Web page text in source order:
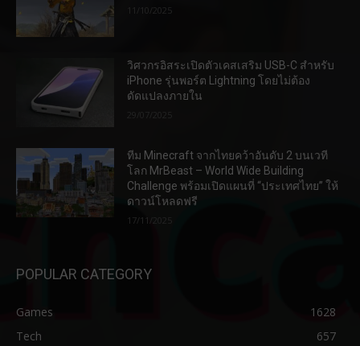
11/10/2025
วิศวกรอิสระเปิดตัวเคสเสริม USB-C สำหรับ
iPhone รุ่นพอร์ต Lightning โดยไม่ต้อง
ดัดแปลงภายใน
ทีม Minecraft จากไทยคว้าอันดับ 2 บนเวที
โลก MrBeast – World Wide Building
Challenge พร้อมเปิดแผนที่ “ประเทศไทย” ให้
ดาวน์โหลดฟรี
17/11/2025
POPULAR CATEGORY
Games
1628
Tech
657